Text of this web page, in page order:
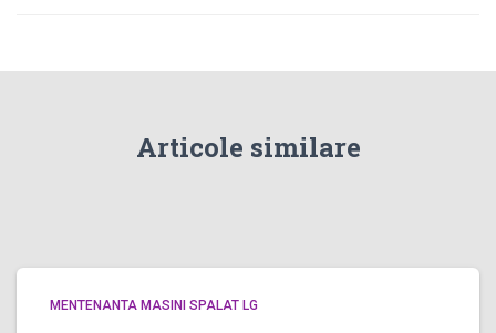
Articole similare
MENTENANTA MASINI SPALAT LG